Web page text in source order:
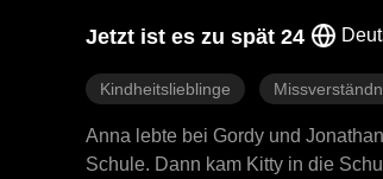
Jetzt ist es zu spät 24
Kindheitslieblinge
Anna lebte bei Gordy und
Schule. Dann kam Kitty in die